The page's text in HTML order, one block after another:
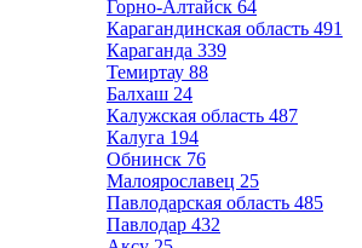
Горно-Алтайск 64
Карагандинская область 491
Караганда 339
Темиртау 88
Балхаш 24
Калужская область 487
Калуга 194
Обнинск 76
Малоярославец 25
Павлодарская область 485
Павлодар 432